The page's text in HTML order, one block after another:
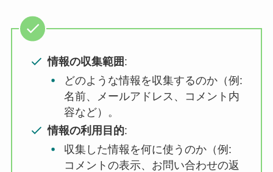
情報の収集範囲 :
どのような情報を収集するのか（例:
名前、メールアドレス、コメント内
容など）。
情報の利用目的:
収集した情報を何に使うのか（例:
コメントの表示、お問い合わせの返